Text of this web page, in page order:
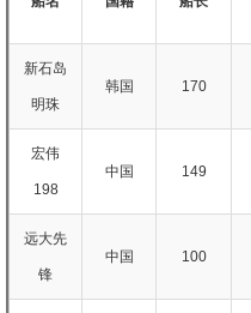
新石岛
明珠
韩国 170
宏伟
198
中国 149
远大先
锋
中国 100